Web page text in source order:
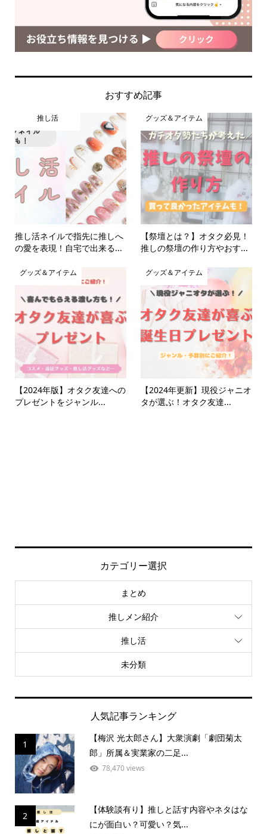
おすすめ記事
推し活
推し活ネイルで指先に推しへ
の愛を表現！自宅で出来る...
グッズ＆アイテム
【祭壇とは？】オタク必見！
推しの祭壇の作り方やおす...
グッズ＆アイテム
【2024年版】オタク友達への
プレゼントをジャンル...
グッズ＆アイテム
【2024年更新】現役ジャニオ
タが選ぶ！オタク友達...
カテゴリー選択
まとめ
推しメン紹介
推し活
未分類
人気記事ランキング
1
【梅沢 光太郎さん】大衆演劇「劇団菊太
郎」所属＆実業家の二足...
78,470 views
2
【体験談有り】推しと話す内容やネタはな
にが面白い？可愛い？気...